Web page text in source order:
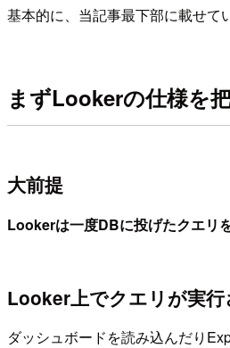
基本的に、当記事最下部に載せて
まずLookerの仕様を
大前提
Lookerは一度DBに投げたクエリ
Looker上でクエリが実
ダッシュボードを読み込んだり